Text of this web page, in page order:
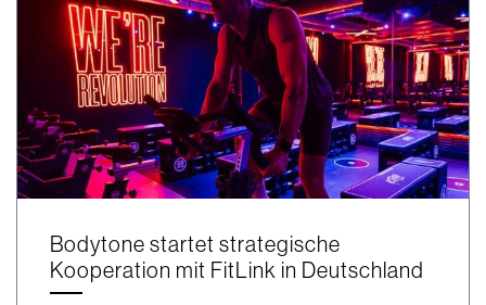
Bodytone startet strategische
Kooperation mit FitLink in Deutschland